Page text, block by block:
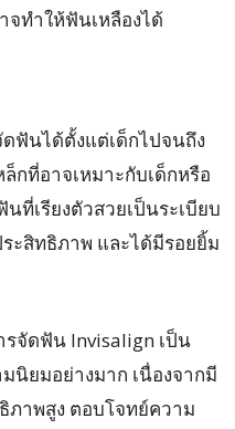
จทำให้ฟันเหลืองได้
ฟันได้ตั้งแต่เด็กไปจนถึง
กที่อาจเหมาะกับเด็กหรือ
ที่เรียงตัวสวยเป็นระเบียบ
ะสิทธิภาพ และได้มีรอยยิ้ม
จัดฟัน Invisalign เป็น
นิยมอย่างมาก เนื่องจากมี
ภาพสูง ตอบโจทย์ความ